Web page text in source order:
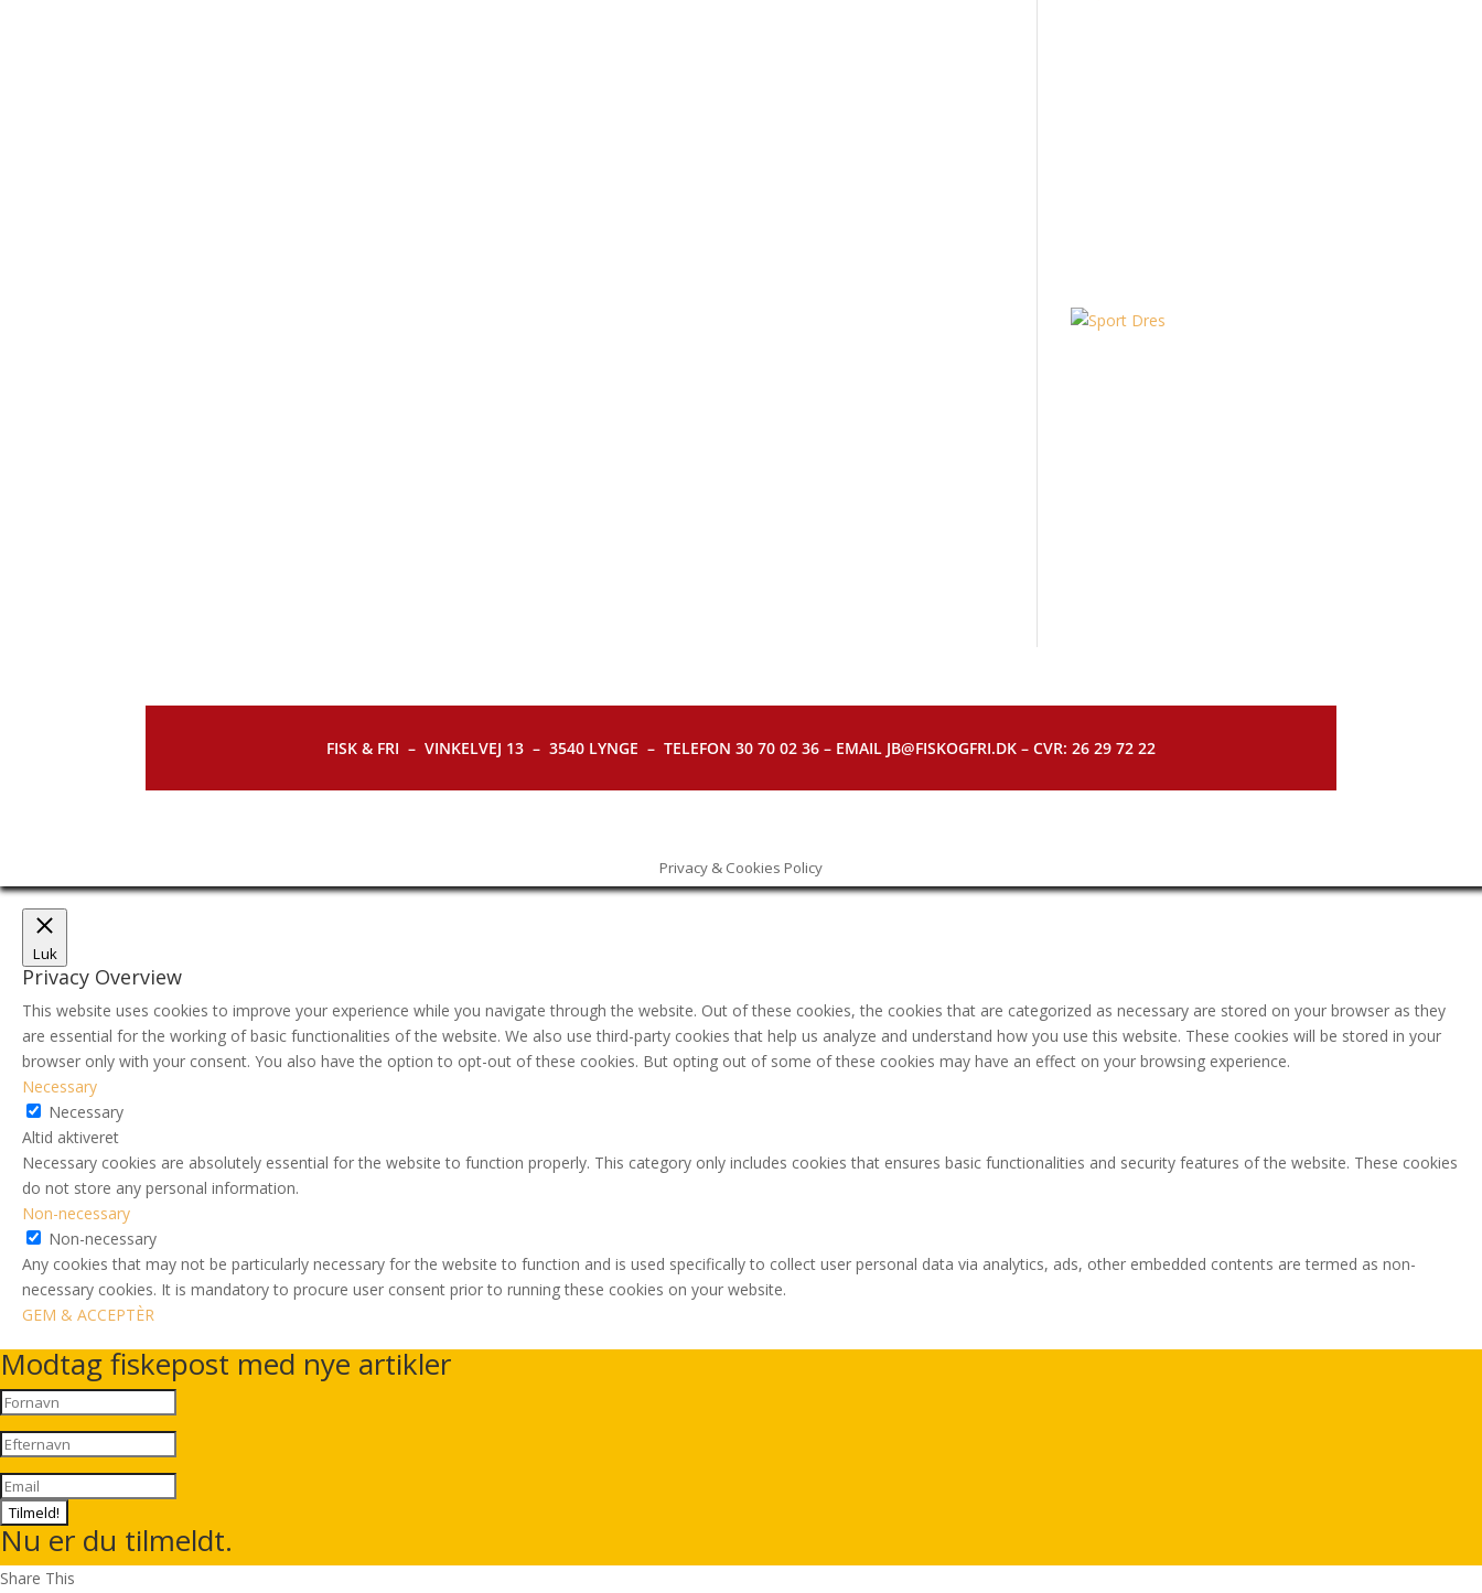
FISK & FRI – VINKELVEJ 13 – 3540 LYNGE – TELEFON 30 70 02 36 – EMAIL JB@FISKOGFRI.DK – CVR: 26 29 72 22
Privacy & Cookies Policy
Luk
Privacy Overview
This website uses cookies to improve your experience while you navigate through the website. Out of these cookies, the cookies that are categorized as necessary are stored on your browser as they
are essential for the working of basic functionalities of the website. We also use third-party cookies that help us analyze and understand how you use this website. These cookies will be stored in your
browser only with your consent. You also have the option to opt-out of these cookies. But opting out of some of these cookies may have an effect on your browsing experience.
Necessary
Necessary
Altid aktiveret
Necessary cookies are absolutely essential for the website to function properly. This category only includes cookies that ensures basic functionalities and security features of the website. These cookies
do not store any personal information.
Non-necessary
Non-necessary
Any cookies that may not be particularly necessary for the website to function and is used specifically to collect user personal data via analytics, ads, other embedded contents are termed as non-
necessary cookies. It is mandatory to procure user consent prior to running these cookies on your website.
GEM & ACCEPTÈR
Modtag fiskepost med nye artikler
Tilmeld!
Nu er du tilmeldt.
Share This